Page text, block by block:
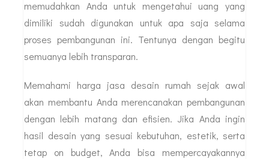
memudahkan Anda untuk mengetahui uang yang
dimiliki sudah digunakan untuk apa saja selama
proses pembangunan ini. Tentunya dengan begitu
semuanya lebih transparan.
Memahami harga jasa desain rumah sejak awal
akan membantu Anda merencanakan pembangunan
dengan lebih matang dan efisien. Jika Anda ingin
hasil desain yang sesuai kebutuhan, estetik, serta
tetap on budget, Anda bisa mempercayakannya